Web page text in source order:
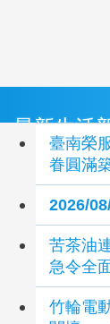
最新生活
臺南榮
眷圓滿
2026/
苦茶油
急令全
竹輪電動車進